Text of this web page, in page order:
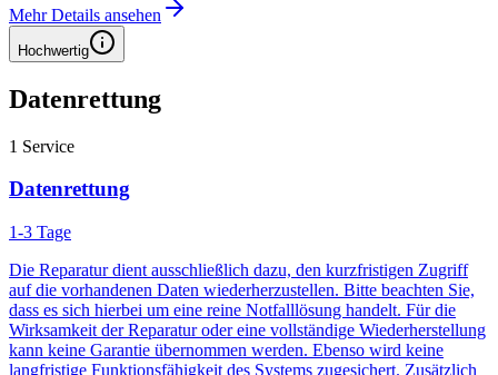
Mehr Details ansehen
Hochwertig
Datenrettung
1 Service
Datenrettung
1-3 Tage
Die Reparatur dient ausschließlich dazu, den kurzfristigen Zugriff
auf die vorhandenen Daten wiederherzustellen. Bitte beachten Sie,
dass es sich hierbei um eine reine Notfalllösung handelt. Für die
Wirksamkeit der Reparatur oder eine vollständige Wiederherstellung
kann keine Garantie übernommen werden. Ebenso wird keine
langfristige Funktionsfähigkeit des Systems zugesichert. Zusätzlich